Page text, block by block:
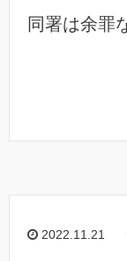
同署は余罪
2022.11.21